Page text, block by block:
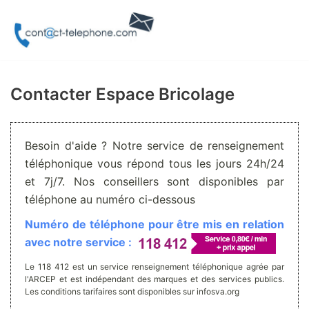
Aller
Contacter Espace Bricolage
Besoin d'aide ? Notre service de renseignement
téléphonique vous répond tous les jours 24h/24
et 7j/7. Nos conseillers sont disponibles par
téléphone au numéro ci-dessous
Numéro de téléphone pour être mis en relation
avec notre service :
Le 118 412 est un service renseignement téléphonique agrée par
l'ARCEP et est indépendant des marques et des services publics.
Les conditions tarifaires sont disponibles sur infosva.org